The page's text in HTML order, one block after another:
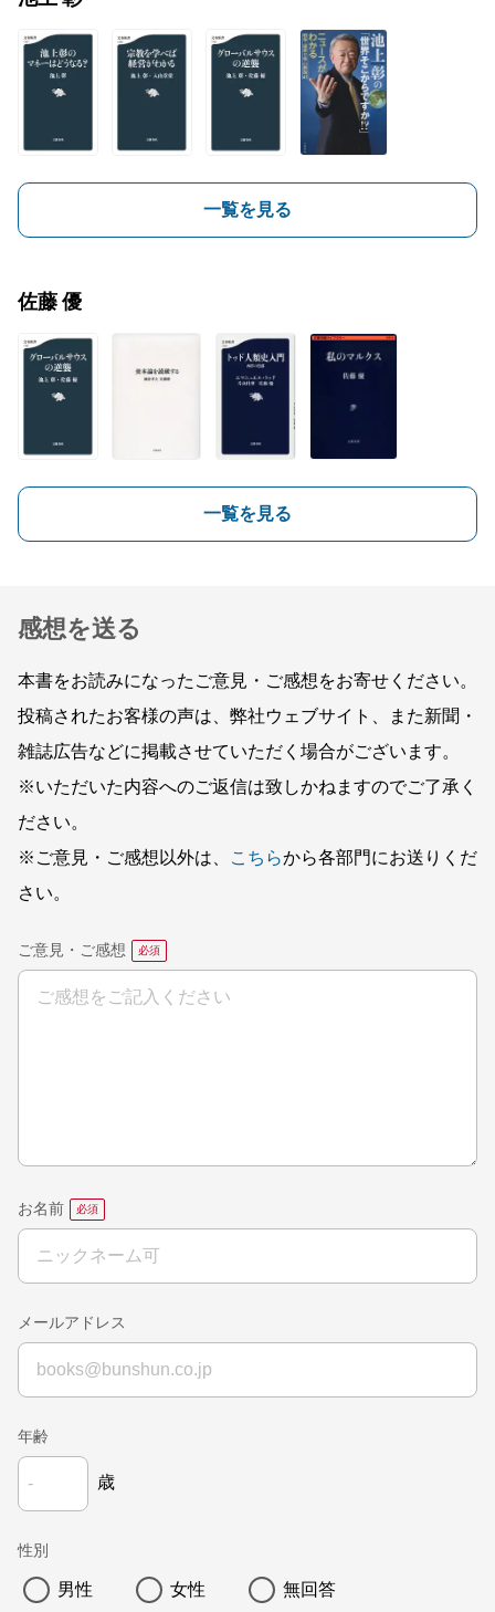
一覧を見る
佐藤 優
一覧を見る
感想を送る
本書をお読みになったご意見・ご感想をお寄せください。
投稿されたお客様の声は、弊社ウェブサイト、また新聞・
雑誌広告などに掲載させていただく場合がございます。
※いただいた内容へのご返信は致しかねますのでご了承く
ださい。
※ご意見・ご感想以外は、
こちらから各部門にお送りくだ
さい。
ご意見・ご感想
お名前
メールアドレス
年齢
歳
性別
男性 女性 無回答